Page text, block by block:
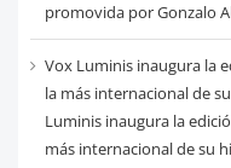
promovida por Gonzalo
Vox Luminis inaugura la
la más internacional de
Luminis inaugura la
más internacional de su